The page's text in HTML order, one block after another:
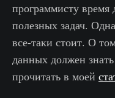
программисту время
полезных задач.
все-таки стоит. О
данных должен
прочитать в моей